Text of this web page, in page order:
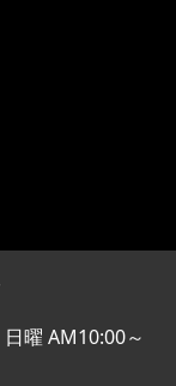
曜 AM10:00～